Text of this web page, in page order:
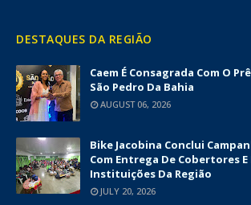
DESTAQUES DA REGIÃO
Caem É Consagrada Com O
São Pedro Da Bahia
AUGUST 06, 2026
Bike Jacobina Conclui
Com Entrega De Cobertores E
Instituições Da Região
JULY 20, 2026